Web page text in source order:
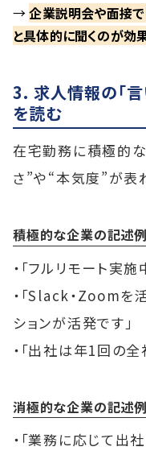
→企業説明会や面接で
と具体的に聞くのが効
3. 求人情報の「
を読む
在宅勤務に積極的
さ”や“本気度”が表
積極的な企業の記述例
・「フルリモート実
・「Slack・Zoomを
ションが活発です」
・「出社は年1回の
消極的な企業の記述例
・「業務に応じて出